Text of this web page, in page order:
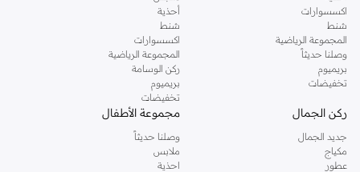
اكسسوارات
شنط
المجموعة الرياضية
وصلنا حديثاً
بريميوم
تخفيضات
أحذية
شنط
اكسسوارات
المجموعة الرياضية
ركن الوسامة
بريميوم
تخفيضات
ركن الجمال
جديد الجمال
مكياج
عطور
مجموعة الأطفال
وصلنا حديثاً
ملابس
احذية